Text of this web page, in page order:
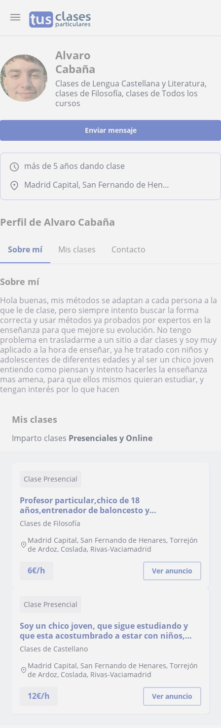
Alvaro
Cabaña
Clases de Lengua Castellana y Literatura,
clases de Filosofía, clases de Todos los
cursos
Enviar mensaje
más de 5 años dando clase
Madrid Capital, San Fernando de Henares, Torrejón de Ardoz, Coslada, Rivas-Vaciamadrid
Perfil de Alvaro Cabaña
Sobre mí Mis clases Contacto
Sobre mí
Hola buenas, mis métodos se adaptan a cada persona a la
que le de clase, pero siempre intento buscar la forma
correcta y usar métodos ya probados por expertos en la
enseñanza para que mejore su evolución. No tengo
problema en trasladarme a un sitio a dar clases y soy muy
aplicado a la hora de enseñar, ya he tratado con niños y
adolescentes de diferentes edades y al ser un chico joven
entiendo como piensan y intento hacerles la enseñanza
mas amena, para que ellos mismos quieran estudiar, y
tengan interés por lo que hacen
Mis clases
Imparto clases Presenciales y Online
Clase Presencial
Profesor particular,chico de 18
años,entrenador de baloncesto y
acostumbrado a estar con niños responsable
Clases de Filosofía
Madrid Capital, San Fernando de Henares, Torrejón
de Ardoz, Coslada, Rivas-Vaciamadrid
6€/h Ver anuncio
Clase Presencial
Soy un chico joven, que sigue estudiando y
que esta acostumbrado a estar con niños,
desde cuidar a mis hermanos pequeños a ser
Clases de Castellano
Madrid Capital, San Fernando de Henares, Torrejón
de Ardoz, Coslada, Rivas-Vaciamadrid
12€/h Ver anuncio